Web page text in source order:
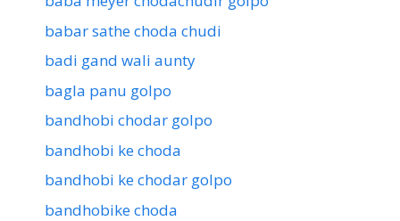
babar sathe choda chudi
badi gand wali aunty
bagla panu golpo
bandhobi chodar golpo
bandhobi ke choda
bandhobi ke chodar golpo
bandhobike choda